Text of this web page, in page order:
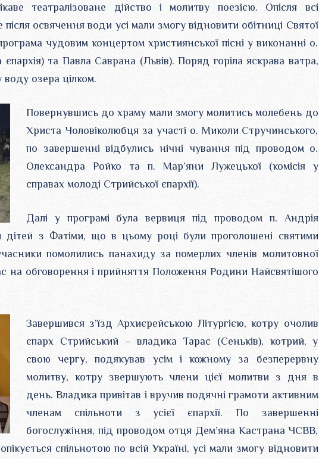
театралізоване дійство і молитву поезією. Oпісля всі
освячення води усі мали змогу відновити обітниці Святої
чудовим концертом християнської пісні у виконанні о.
та Павла Саврана (Львів). Поряд горіла яскрава ватра,
озера цілком.
Повернувшись до храму мали змогу молитись молебень до
Христа Чоловіколюбця за участі о. Миколи Стручинського,
по завершенні відбулись нічні чування під проводом о.
Олександра Ройко та п. Мар’яни Лужецької (комісія у
справах молоді Стрийської єпархії).
Далі у програмі була вервиця під проводом п. Андрія
дітей з Фатіми, що в цьому році були проголошені святими
помолились панахиду за померлих членів молитовної
на обговорення і прийняття Положення Родини Найсвятішого
Завершився з’їзд Архиєрейською Літургією, котру очолив
єпарх Стрийський – владика Тарас (Сеньків), котрий, у
свою чергу, подякував усім і кожному за безперервну
молитву, котру звершують члени цієї молитви з дня в
день. Владика привітав і вручив подячні грамоти активним
членам спільноти з усієї єпархії. По завершенні
богослужіння, під проводом отця Дем’яна Кастрана ЧСВВ,
спільнотою по всій Україні, усі мали змогу відновити